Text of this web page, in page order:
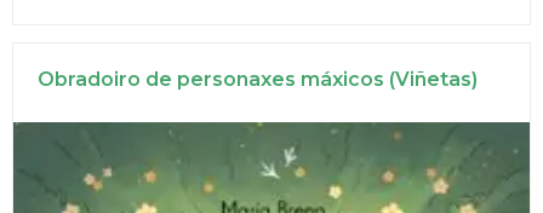
Obradoiro de personaxes máxicos (Viñetas)